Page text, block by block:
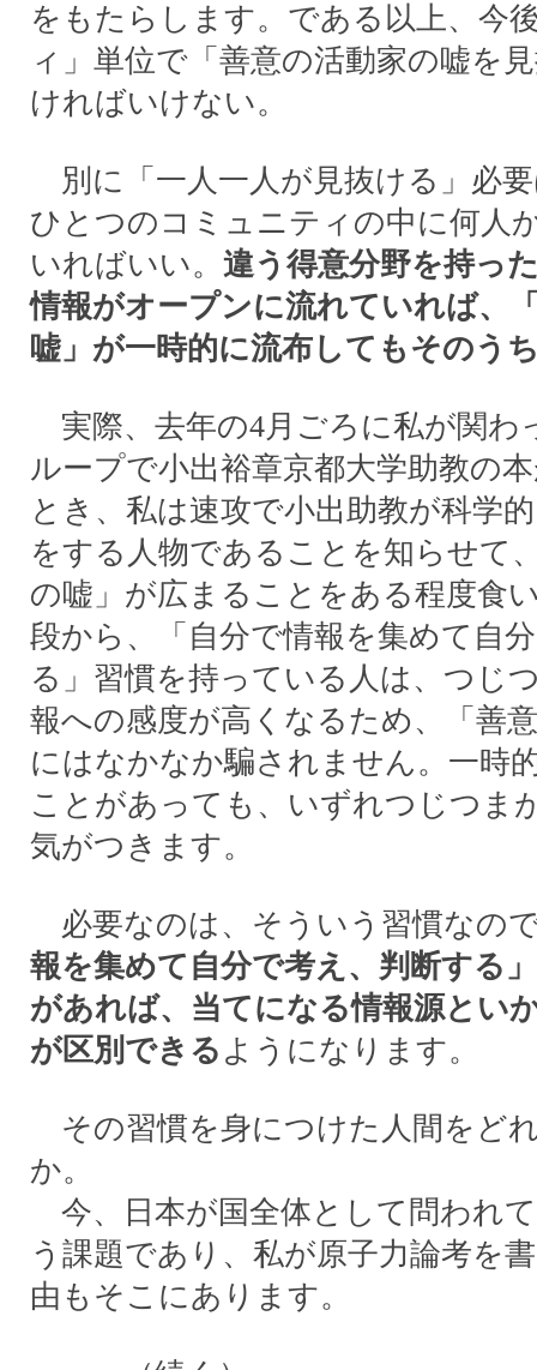
をもたらします。である以上、今
ィ」単位で「善意の活動家の嘘を
ければいけない。
別に「一人一人が見抜ける」必
ひとつのコミュニティの中に何人
いればいい。 違う得意分野を持っ
情報がオープンに流れていれば、
嘘」が一時的に流布してもそのう
実際、去年の4月ごろに私が関わ
ループで小出裕章京都大学助教の
とき、私は速攻で小出助教が科学
をする人物であることを知らせて
の嘘」が広まることをある程度食
段から、「自分で情報を集めて自
る」習慣を持っている人は、つじ
報への感度が高くなるため、「善
にはなかなか騙されません。一時
ことがあっても、いずれつじつま
気がつきます。
必要なのは、そういう習慣なの
報を集めて自分で考え、判断する
があれば、当てになる情報源とい
が区別できる ようになります。
その習慣を身につけた人間をど
か。
今、日本が国全体として問われ
う課題であり、私が原子力論考を
由もそこにあります。